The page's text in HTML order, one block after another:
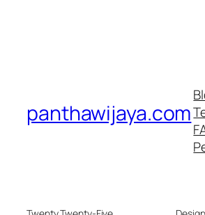
panthawijaya.com